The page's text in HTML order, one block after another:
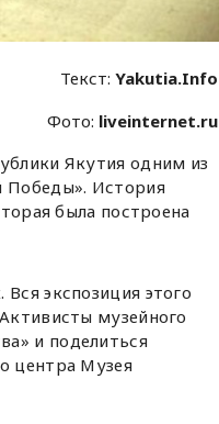
Текст:Yakutia.Info
Фото: liveinternet.ru
Якутия одним из
Победы». История
была построена
экспозиция этого
музейного
и поделиться
центра Музея